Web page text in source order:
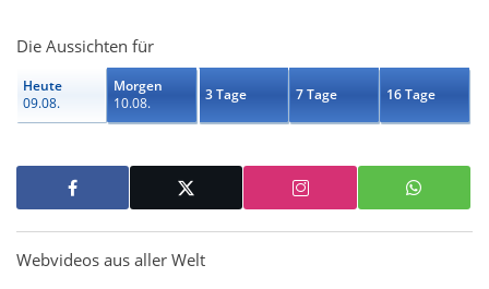
Die Aussichten für
Heute
09.08.
Morgen
10.08.
3 Tage 7 Tage 16 Tage
Webvideos aus aller Welt